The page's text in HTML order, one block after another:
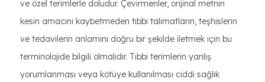
ve özel terimlerle doludur. Çevirmenler, orijinal metnin
kesin amacını kaybetmeden tıbbi talimatların, teşhislerin
ve tedavilerin anlamını doğru bir şekilde iletmek için bu
terminolojide bilgili olmalıdır. Tıbbi terimlerin yanlış
yorumlanması veya kötüye kullanılması ciddi sağlık